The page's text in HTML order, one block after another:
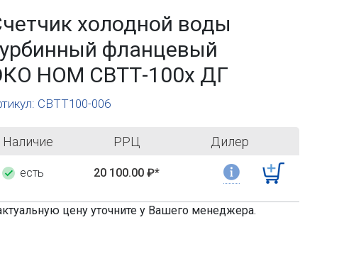
холодной воды
фланцевый
НОМ СВТТ-100х ДГ
СВТТ100-006
Наличие РРЦ Дилер
есть 20 100.00 ₽*
цену уточните у Вашего менеджера.